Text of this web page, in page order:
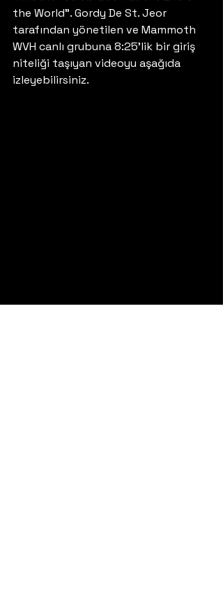
the World”. Gordy De St. Jeor
tarafından yönetilen ve Mammoth
WVH canlı grubuna 8:25’lik bir giriş
niteliği taşıyan videoyu aşağıda
izleyebilirsiniz.